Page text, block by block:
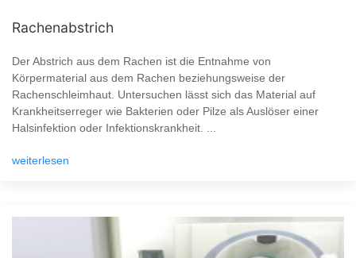
Rachenabstrich
Der Abstrich aus dem Rachen ist die Entnahme von
Körpermaterial aus dem Rachen beziehungsweise der
Rachenschleimhaut. Untersuchen lässt sich das Material auf
Krankheitserreger wie Bakterien oder Pilze als Auslöser einer
Halsinfektion oder Infektionskrankheit. ...
weiterlesen